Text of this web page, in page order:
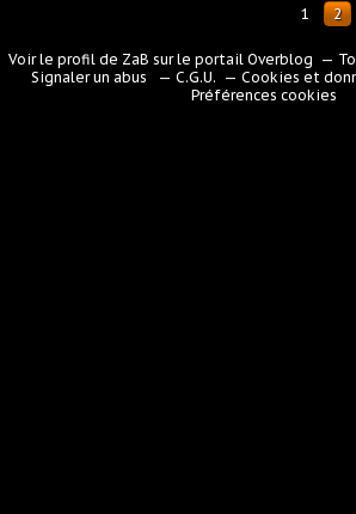
1 2
Voir le profil de ZaB sur le portail Overblog
Signaler un abus
C.G.U.
Cookies et
Préférences cookies